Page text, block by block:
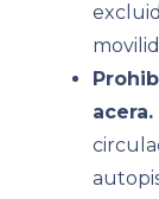
acera.